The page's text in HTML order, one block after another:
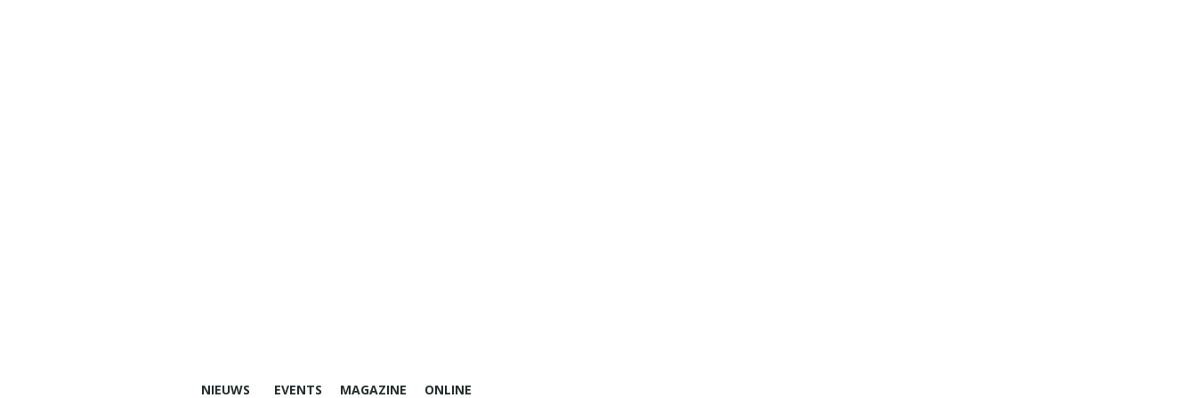
NIEUWS EVENTS MAGAZINE ONLINE